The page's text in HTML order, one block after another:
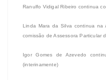
Ranulfo Vidigal Ribeiro continua
Linda Mara da Silva continua na
comissão de Assessora Particular
Igor Gomes de Azevedo
(interinamente)